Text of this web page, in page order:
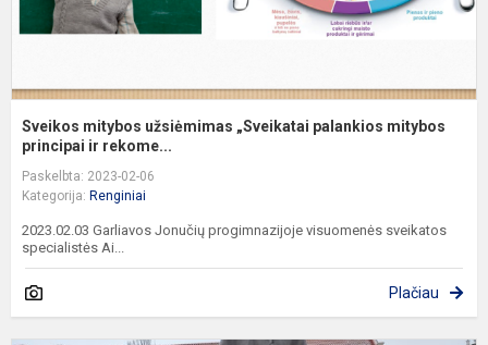
Sveikos mitybos užsiėmimas „Sveikatai palankios mitybos
principai ir rekome...
Paskelbta: 2023-02-06
Kategorija: Renginiai
2023.02.03 Garliavos Jonučių progimnazijoje visuomenės sveikatos
specialistės Ai...
Plačiau